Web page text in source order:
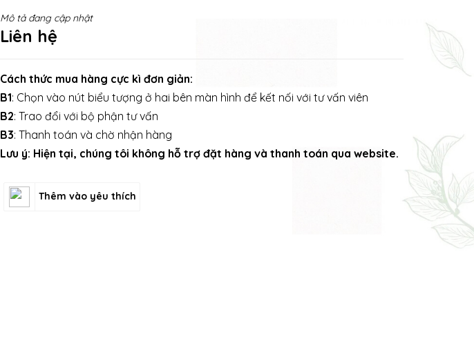
Mô tả đang cập nhật
Liên hệ
Cách thức mua hàng cực kì đơn giản:
B1: Chọn vào nút biểu tượng ở hai bên màn hình để kết nối với tư vấn viên
B2: Trao đổi với bộ phận tư vấn
B3: Thanh toán và chờ nhận hàng
Lưu ý: Hiện tại, chúng tôi không hỗ trợ đặt hàng và thanh toán qua website.
Thêm vào yêu thích